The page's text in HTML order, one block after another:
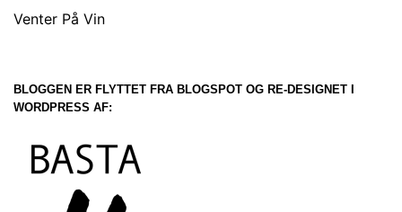
Venter På Vin
BLOGGEN ER FLYTTET FRA BLOGSPOT OG RE-DESIGNET I
WORDPRESS AF: